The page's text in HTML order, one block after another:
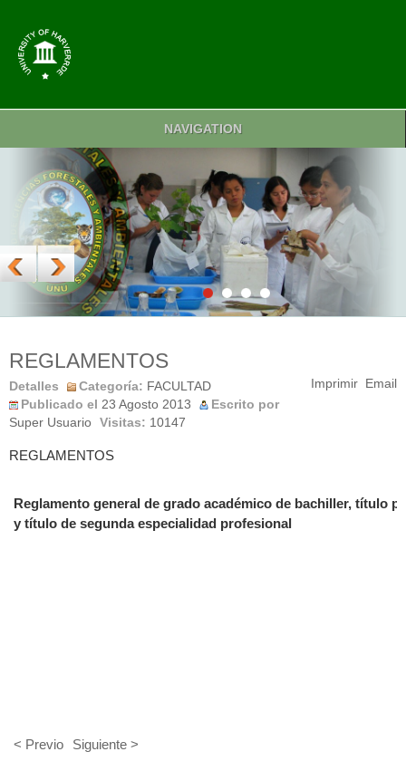
NAVIGATION
REGLAMENTOS
Imprimir Email
Detalles Categoría: FACULTAD
Publicado el 23 Agosto 2013
Escrito por
Super Usuario Visitas: 10147
REGLAMENTOS
Reglamento general de grado académico de bachiller, título
y título de segunda especialidad profesional
< Previo Siguiente >